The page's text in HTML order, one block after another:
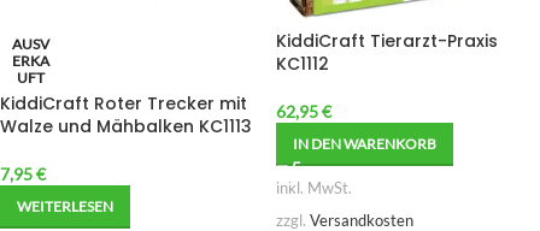
AUSV
ERKA
UFT
KiddiCraft Roter Trecker mit
Walze und Mähbalken KC1113
7,95€
WEITERLESEN
KiddiCraft Tierarzt-Praxis
KC1112
62,95€
IN DEN WARENKORB
inkl. MwSt.
zzgl. Versandkosten